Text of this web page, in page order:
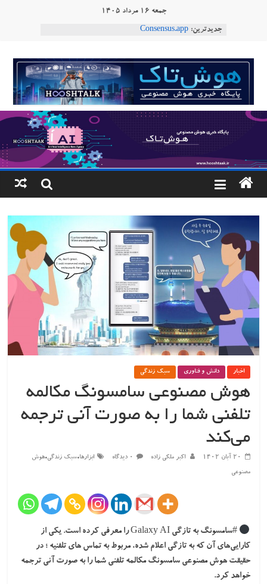
جمعه ۱۶ مرداد ۱۴۰۵
جدیدترین: Consensus.app
طبیعی فارسی
ربات «Aru» محصول شرکت فرانسوی Nio
Robotics
ربات T‑800
هوشتاک
پایگاه
خبری
هوش
مصنوعی
www.hooshtaak.ir
اخبار دانش و فناوری سبک زندگی
هوش مصنوعی سامسونگ مکالمه
تلفنی شما را به صورت آنی ترجمه
می‌کند
۲۰ آبان ۱۴۰۲ اکبر ملکی زاده ۰ دیدگاه ابزارها،سبک زندگی،هوش
مصنوعی
#سامسونگ به تازگی Galaxy AI را معرفی کرده است. یکی از
کارایی‌های آن که به تازگی اعلام شده، مربوط به تماس های تلفنیه ؛ در
حقیقت هوش مصنوعی سامسونگ مکالمه تلفنی شما را به صورت آنی ترجمه
خواهد کرد.